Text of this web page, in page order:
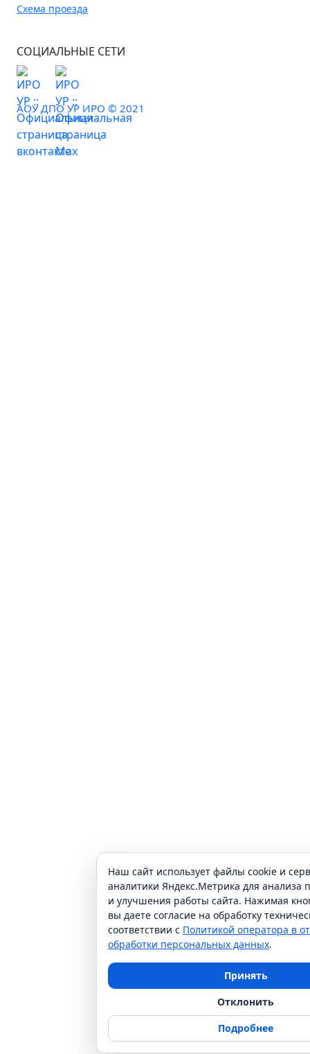
Схема проезда
СОЦИАЛЬНЫЕ СЕТИ
АОУ ДПО УР ИРО © 2021
Наш сайт использует файлы cookie и
аналитики Яндекс.Метрика для анализа
и улучшения работы сайта. Нажимая
вы даете согласие на обработку
соответствии с Политикой оператора в
обработки персональных данных.
Принять
Отклонить
Подробнее